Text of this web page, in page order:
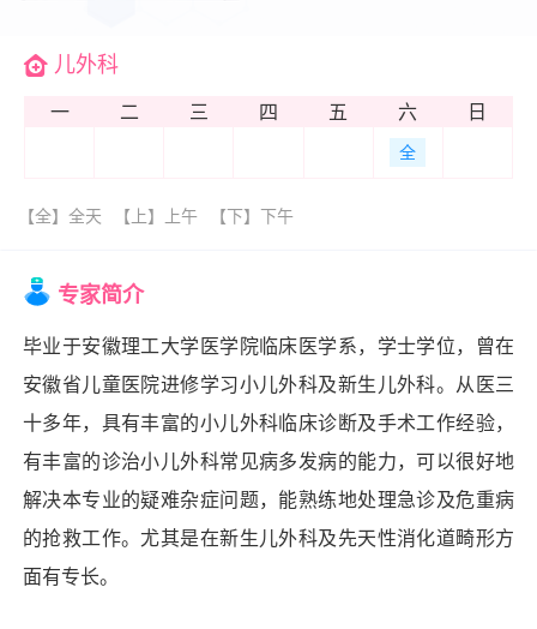
儿外科
一 二 三 四 五 六
全
日
【全】全天 【上】上午 【下】下午
专家简介
毕业于安徽理工大学医学院临床医学系，学士学位，曾在
安徽省儿童医院进修学习小儿外科及新生儿外科。从医三
十多年，具有丰富的小儿外科临床诊断及手术工作经验，
有丰富的诊治小儿外科常见病多发病的能力，可以很好地
解决本专业的疑难杂症问题，能熟练地处理急诊及危重病
的抢救工作。尤其是在新生儿外科及先天性消化道畸形方
面有专长。